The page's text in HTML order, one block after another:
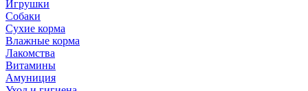
Игрушки
Собаки
Сухие корма
Влажные корма
Лакомства
Витамины
Амуниция